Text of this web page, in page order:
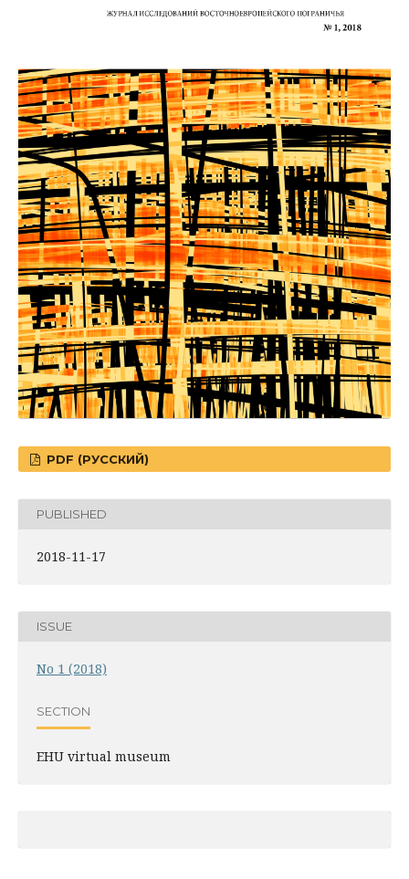
PDF (РУССКИЙ)
PUBLISHED
2018-11-17
ISSUE
No 1 (2018)
SECTION
EHU virtual museum